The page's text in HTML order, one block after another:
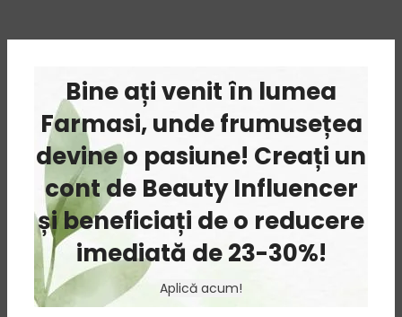
Bine ați venit în lumea
Farmasi, unde frumusețea
devine o pasiune! Creați un
cont de Beauty Influencer
și beneficiați de o reducere
imediată de 23-30%!
Aplică acum!